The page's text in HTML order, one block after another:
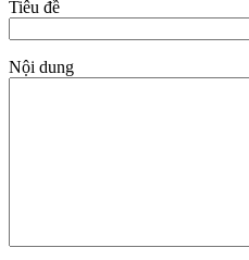
Tiêu đề
Nội dung